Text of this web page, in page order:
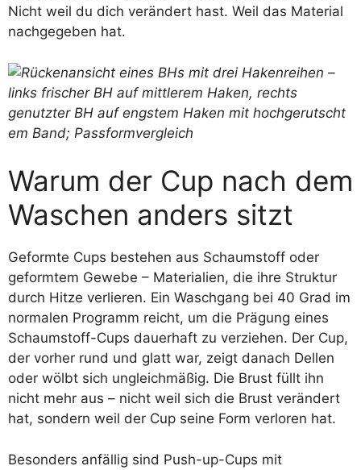
Nicht weil du dich verändert hast. Weil das Material
nachgegeben hat.
Warum der Cup nach dem
Waschen anders sitzt
Geformte Cups bestehen aus Schaumstoff oder
geformtem Gewebe – Materialien, die ihre Struktur
durch Hitze verlieren. Ein Waschgang bei 40 Grad im
normalen Programm reicht, um die Prägung eines
Schaumstoff-Cups dauerhaft zu verziehen. Der Cup,
der vorher rund und glatt war, zeigt danach Dellen
oder wölbt sich ungleichmäßig. Die Brust füllt ihn
nicht mehr aus – nicht weil sich die Brust verändert
hat, sondern weil der Cup seine Form verloren hat.
Besonders anfällig sind Push-up-Cups mit